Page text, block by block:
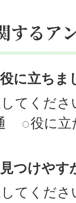
するア
に立ちま
てくださ
役に立
つけやす
てくださ